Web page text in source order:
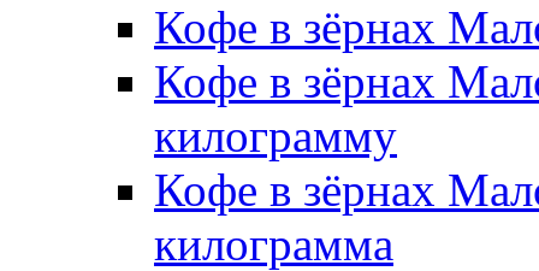
Кофе в зёрнах
Кофе в зёрнах
килограмму
Кофе в зёрнах
килограмма